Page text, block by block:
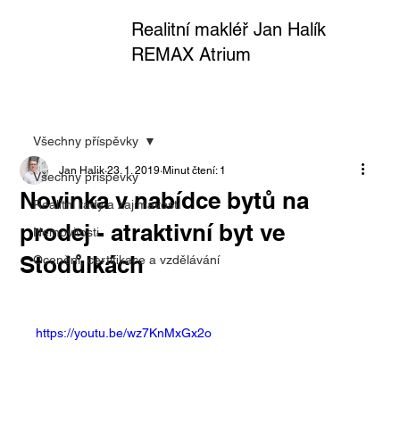
Realitní makléř Jan Halík
REMAX Atrium
Všechny příspěvky
Realitní rady a zajímavosti
Nemovitosti
Ocenění, certifikace a vzdělávání
Všechny příspěvky
Novinka v nabídce bytů na
prodej - atraktivní byt ve
Stodůlkách
Jan Halik 23. 1. 2019 Minut čtení: 1
https://youtu.be/wz7KnMxGx2o